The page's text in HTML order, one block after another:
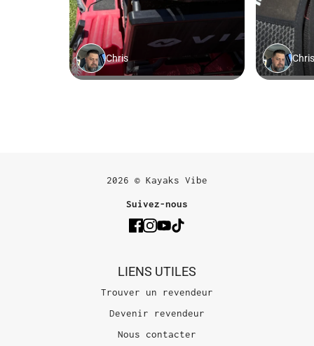
2026 © Kayaks Vibe
Suivez-nous
LIENS UTILES
Trouver un revendeur
Devenir revendeur
Nous contacter